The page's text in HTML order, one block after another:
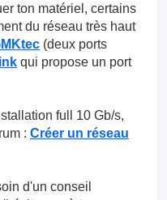
ton matériel, certains
du réseau très haut
(deux ports
qui propose un port
full 10 Gb/s,
: Créer un réseau
d'un conseil